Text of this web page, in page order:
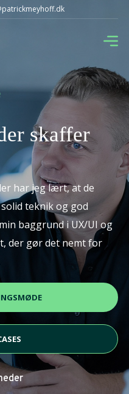
skaffer
har jeg lært, at de
teknik og god
baggrund i UX/UI og
der gør det nemt for